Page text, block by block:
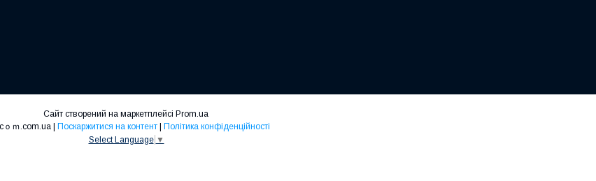
Сайт створений на маркетплейсі Prom.ua
Поскаржитися на контент
Політика конфіденційності
Select Language ▼